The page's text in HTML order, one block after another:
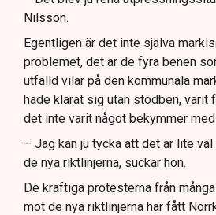
Nilsson.
Egentligen är det inte själva
problemet, det är de fyra benen
utfälld vilar på den kommunala
hade klarat sig utan stödben, varit
det inte varit något bekymmer
– Jag kan ju tycka att det är lite
de nya riktlinjerna, suckar hon.
De kraftiga protesterna från
mot de nya riktlinjerna har fått